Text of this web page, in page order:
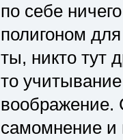
по себе
полигоном
ты, никто тут
то
воображение.
самомнение и